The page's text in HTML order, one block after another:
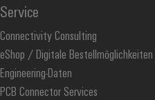
Service
Connectivity Consulting
eShop / Digitale Bestellmöglichkeiten
Engineering-Daten
PCB Connector Services